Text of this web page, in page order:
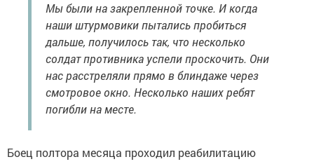
Мы были на закрепленной точке. И когда
наши штурмовики пытались пробиться
дальше, получилось так, что несколько
солдат противника успели проскочить. Они
нас расстреляли прямо в блиндаже через
смотровое окно. Несколько наших ребят
погибли на месте.
Боец полтора месяца проходил реабилитацию